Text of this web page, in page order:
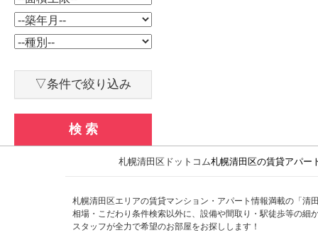
▽条件で絞り込み
検 索
札幌清田区ドットコム札幌清田区の賃貸アパー
札幌清田区エリアの賃貸マンション・アパート情報満載の「
相場・こだわり条件検索以外に、設備や間取り・駅徒歩等の
スタッフが全力で希望のお部屋をお探しします！